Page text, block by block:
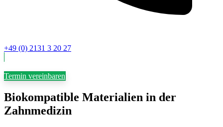
+49 (0) 2131 3 20 27
Termin vereinbaren
Biokompatible Materialien in der
Zahnmedizin